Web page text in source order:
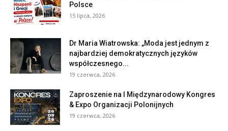
Polsce
15 lipca, 2026
Dr Maria Wiatrowska: „Moda jest jednym z
najbardziej demokratycznych języków
współczesnego...
19 czerwca, 2026
Zaproszenie na I Międzynarodowy Kongres
& Expo Organizacji Polonijnych
19 czerwca, 2026